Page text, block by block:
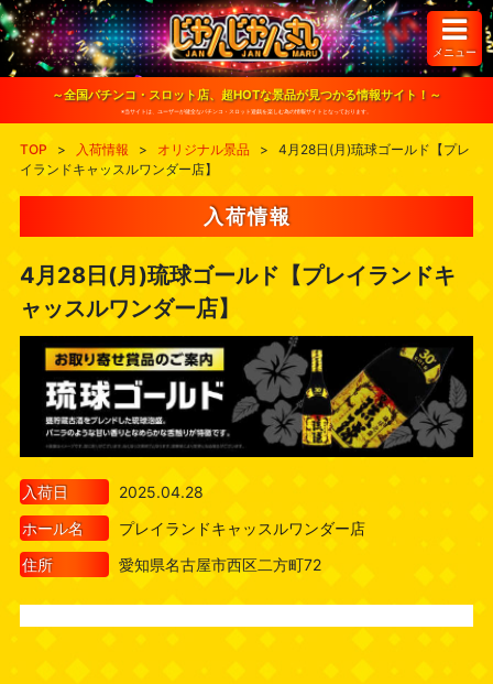
S
k
i
o
メニュー
～全国パチンコ・スロット店、超HOTな景品が見つかる情報サイト！～
※当サイトは、ユーザーが健全なパチンコ・スロット遊戯を楽しむ為の情報サイトとなっております。
TOP > 入荷情報 > オリジナル景品 >
4月28日(月)琉球ゴールド【プレ
イランドキャッスルワンダー店】
入荷情報
4月28日(月)琉球ゴールド【プレイランドキ
ャッスルワンダー店】
入荷日
2025.04.28
ホール名
プレイランドキャッスルワンダー店
住所
愛知県名古屋市西区二方町72